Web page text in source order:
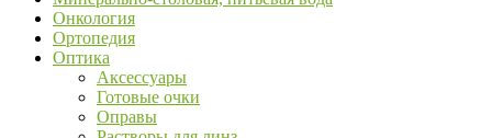
Онкология
Ортопедия
Оптика
Аксессуары
Готовые очки
Оправы